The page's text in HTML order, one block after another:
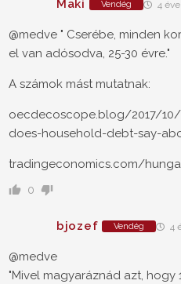
Maki Vendég 4 éve
@medve " Cserébe, minden
el van adósodva, 25-30 évre."
A számok mást mutatnak:
oecdecoscope.blog/2017/
does-household-debt-say-
tradingeconomics.com/
0
bjozef Vendég 4
@medve
"Mivel magyaráznád azt, hogy